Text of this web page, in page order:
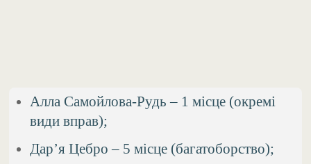
Алла Самойлова-Рудь – 1 місце (окремі
види вправ);
Дар’я Цебро – 5 місце (багатоборство);